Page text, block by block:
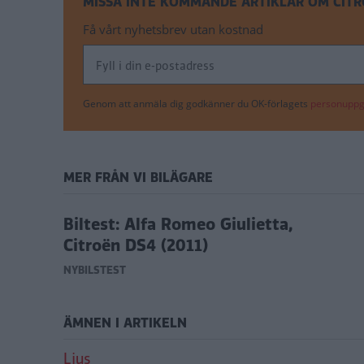
Få vårt nyhetsbrev utan kostnad
Genom att anmäla dig godkänner du OK-förlagets
MER FRÅN VI BILÄGARE
Biltest: Alfa Romeo Giulietta,
Citroën DS4 (2011)
NYBILSTEST
ÄMNEN I ARTIKELN
Ljus